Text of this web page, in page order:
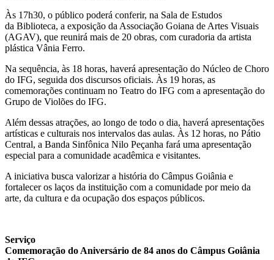
Às 17h30, o público poderá conferir, na Sala de Estudos
da Biblioteca, a exposição da Associação Goiana de Artes Visuais
(AGAV), que reunirá mais de 20 obras, com curadoria da artista
plástica Vânia Ferro.
Na sequência, às 18 horas, haverá apresentação do Núcleo de Choro
do IFG, seguida dos discursos oficiais. Às 19 horas, as
comemorações continuam no Teatro do IFG com a apresentação do
Grupo de Violões do IFG.
Além dessas atrações, ao longo de todo o dia, haverá apresentações
artísticas e culturais nos intervalos das aulas. Às 12 horas, no Pátio
Central, a Banda Sinfônica Nilo Peçanha fará uma apresentação
especial para a comunidade acadêmica e visitantes.
A iniciativa busca valorizar a história do Câmpus Goiânia e
fortalecer os laços da instituição com a comunidade por meio da
arte, da cultura e da ocupação dos espaços públicos.
Serviço
Comemoração do Aniversário de 84 anos do Câmpus Goiânia